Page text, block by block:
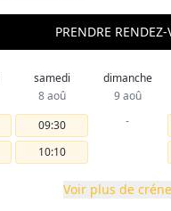
PRENDRE RENDEZ-
samedi
8 aoû
09:30
10:10
dimanche
9 aoû
-
Voir plus de